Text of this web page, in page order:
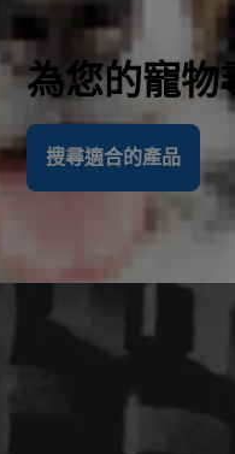
為您的寵物
搜尋適合的產品